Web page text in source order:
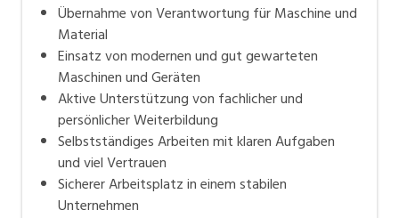
Übernahme von Verantwortung für Maschine und
Material
Einsatz von modernen und gut gewarteten
Maschinen und Geräten
Aktive Unterstützung von fachlicher und
persönlicher Weiterbildung
Selbstständiges Arbeiten mit klaren Aufgaben
und viel Vertrauen
Sicherer Arbeitsplatz in einem stabilen
Unternehmen